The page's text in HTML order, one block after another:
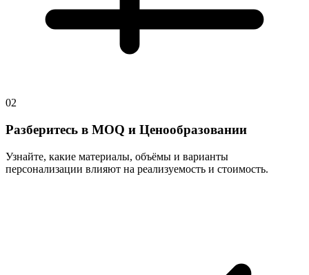
02
Разберитесь в MOQ и Ценообразовании
Узнайте, какие материалы, объёмы и варианты
персонализации влияют на реализуемость и стоимость.